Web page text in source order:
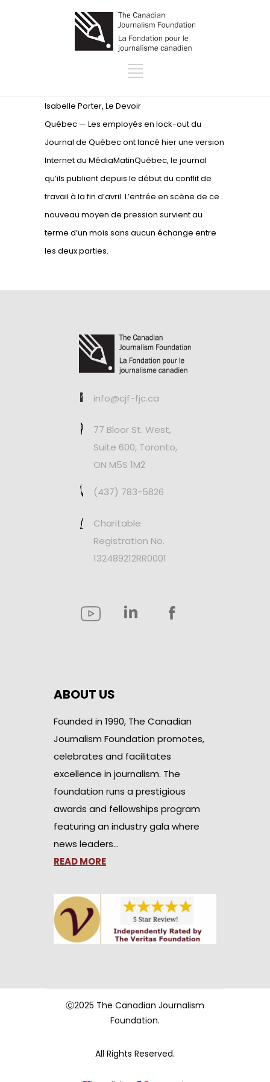
Isabelle Porter, Le Devoir
Québec — Les employés en lock-out du
Journal de Québec ont lancé hier une version
Internet du MédiaMatinQuébec, le journal
qu’ils publient depuis le début du conflit de
travail à la fin d’avril. L’entrée en scène de ce
nouveau moyen de pression survient au
terme d’un mois sans aucun échange entre
les deux parties.
info@cjf-fjc.ca
77 Bloor St. West,
Suite 600, Toronto,
ON M5S 1M2
(437) 783-5826
Charitable
Registration No.
132489212RR0001
ABOUT US
Founded in 1990, The Canadian
Journalism Foundation promotes,
celebrates and facilitates
excellence in journalism. The
foundation runs a prestigious
awards and fellowships program
featuring an industry gala where
news leaders…
READ MORE
Ⓒ2025 The Canadian Journalism
Foundation.
All Rights Reserved.